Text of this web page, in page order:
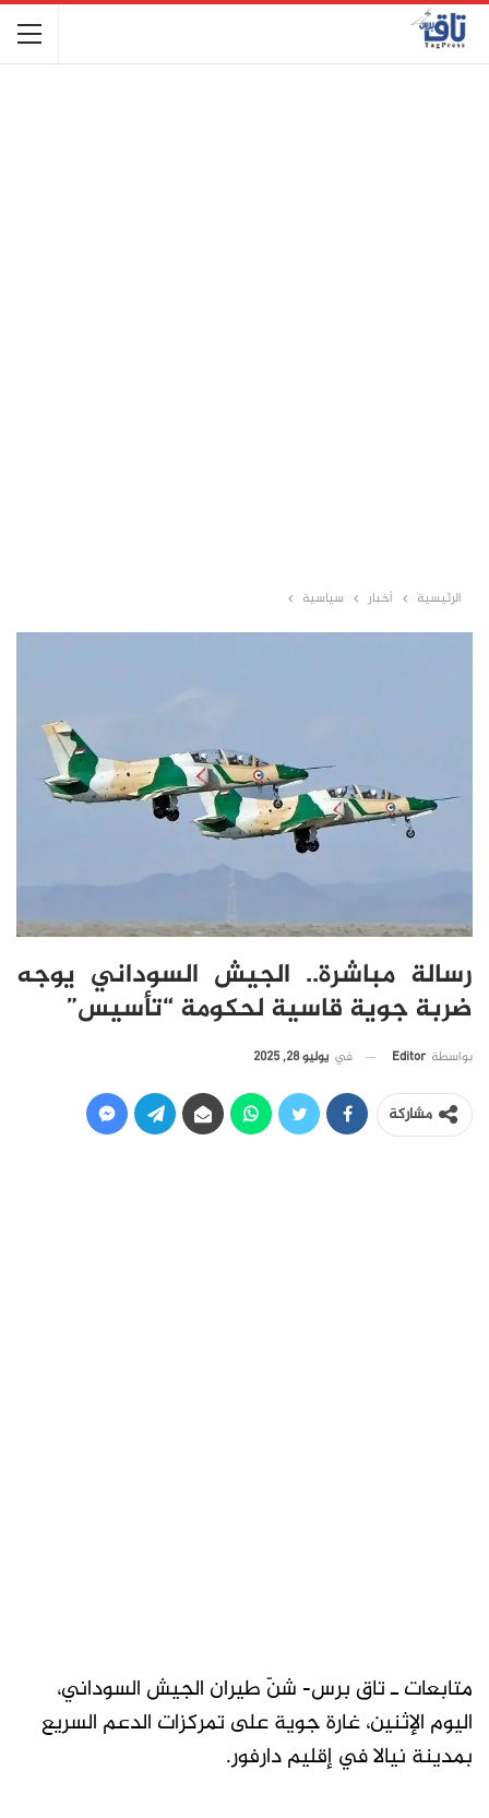
الرئيسية أخبار سياسية
رسالة مباشرة.. الجيش السوداني يوجه
ضربة جوية قاسية لحكومة “تأسيس”
بواسطة Editor في يوليو 28, 2025
مشاركة
متابعات ـ تاق برس- شنّ طيران الجيش السوداني،
اليوم الإثنين، غارة جوية على تمركزات الدعم السريع
بمدينة نيالا في إقليم دارفور.